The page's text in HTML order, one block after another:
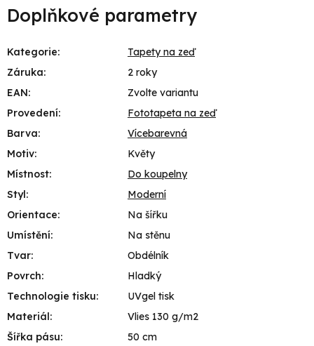
Doplňkové parametry
Kategorie:
Tapety na zeď
Záruka:
2 roky
EAN:
Zvolte variantu
Provedení:
Fototapeta na zeď
Barva:
Vícebarevná
Motiv:
Květy
Místnost:
Do koupelny
Styl:
Moderní
Orientace:
Na šířku
Umístění:
Na stěnu
Tvar:
Obdélník
Povrch:
Hladký
Technologie tisku:
UVgel tisk
Materiál:
Vlies 130 g/m2
Šířka pásu:
50 cm